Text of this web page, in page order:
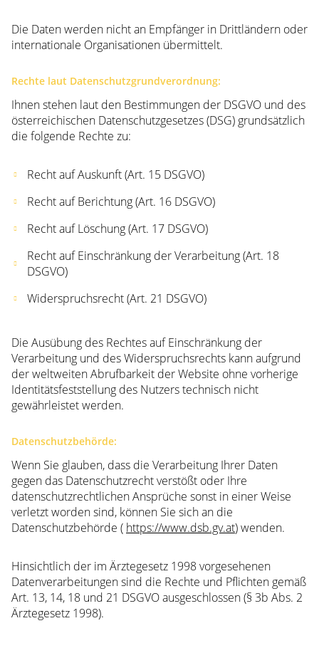
Die Daten werden nicht an Empfänger in Drittländern oder
internationale Organisationen übermittelt.
Rechte laut Datenschutzgrundverordnung:
Ihnen stehen laut den Bestimmungen der DSGVO und des
österreichischen Datenschutzgesetzes (DSG) grundsätzlich
die folgende Rechte zu:
Recht auf Auskunft (Art. 15 DSGVO)
Recht auf Berichtung (Art. 16 DSGVO)
Recht auf Löschung (Art. 17 DSGVO)
Recht auf Einschränkung der Verarbeitung (Art. 18
DSGVO)
Widerspruchsrecht (Art. 21 DSGVO)
Die Ausübung des Rechtes auf Einschränkung der
Verarbeitung und des Widerspruchsrechts kann aufgrund
der weltweiten Abrufbarkeit der Website ohne vorherige
Identitätsfeststellung des Nutzers technisch nicht
gewährleistet werden.
Datenschutzbehörde:
Wenn Sie glauben, dass die Verarbeitung Ihrer Daten
gegen das Datenschutzrecht verstößt oder Ihre
datenschutzrechtlichen Ansprüche sonst in einer Weise
verletzt worden sind, können Sie sich an die
Datenschutzbehörde ( https://www.dsb.gv.at) wenden.
Hinsichtlich der im Ärztegesetz 1998 vorgesehenen
Datenverarbeitungen sind die Rechte und Pflichten gemäß
Art. 13, 14, 18 und 21 DSGVO ausgeschlossen (§ 3b Abs. 2
Ärztegesetz 1998).